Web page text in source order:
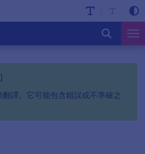
翻譯。它可能包含錯誤或不準確之